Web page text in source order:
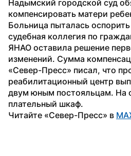
Надымский городской суд
компенсировать матери
Больница пыталась
судебная коллегия по
ЯНАО оставила решение
изменений. Сумма
«Север-Пресс» писал, что
реабилитационный центр
двум юным постояльцам. На
плательный шкаф.
Читайте «Север-Пресс» в